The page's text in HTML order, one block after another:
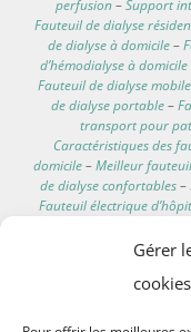
Gérer
cookies
perfusion–Support
Fauteuil de dialyse
de dialyse à domicile–
d’hémodialyse à domicile
Fauteuil de dialyse mobile
de dialyse portable–
transport pour
Caractéristiques des
domicile–Meilleur
de dialyse confortables–
Fauteuil électrique
–Fauteuil
Chaise